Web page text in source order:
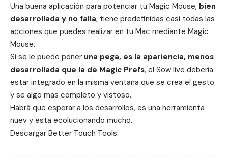
Una buena aplicación para potenciar tu Magic Mouse, bien
desarrollada y no falla, tiene predefinidas casi todas las
acciones que puedes realizar en tu Mac mediante Magic
Mouse.
Si se le puede poner una pega, es la apariencia, menos
desarrollada que la de Magic Prefs, el Sow live debería
estar integrado en la misma ventana que se crea el gesto
y se algo mas completo y vistoso.
Habrá que esperar a los desarrollos, es una herramienta
nuev y esta ecolucionando mucho.
Descargar Better Touch Tools.